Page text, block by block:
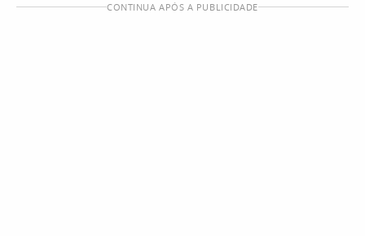
CONTINUA APÓS A PUBLICIDADE